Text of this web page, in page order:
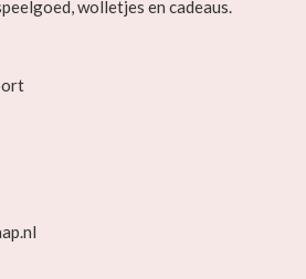
wolletjes en cadeaus.